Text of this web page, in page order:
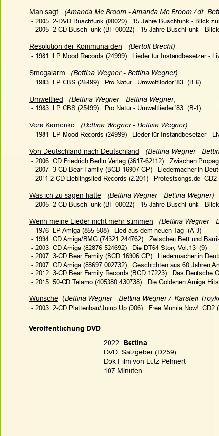
Man sagt
(Amanda Mc Broom - Amanda Mc Broom / dt.
- 2005  2-DVD Buschfunk (00029)   15 Jahre Buschfunk - Blick
- 2005  2-CD BuschFunk (BF 00022)   15 Jahre BuschFunk -
Resolution der Kommunarden
  (Bertolt Brecht)
- 1981  LP Mood Records (24999)   Lieder für Instandbesetzer -
Smogalarm
(Bettina Wegner - Bettina Wegner)
- 1983  LP CBS (25499)   Pro Natur - Umweltlieder '83  (B-6)
Umweltlied
(Bettina Wegner - Bettina Wegner)
- 1983  LP CBS (25499)   Pro Natur - Umweltlieder '83  (B-1)
Vera Kamenko
  (Bettina Wegner - Bettina Wegner)
- 1981  LP Mood Records (24999)   Lieder für Instandbesetzer -
Von Deutschland nach Deutschland
(Bettina Wegner -
- 2006  CD Friedrich Berlin Verlag (3617-62112)   Zwischen
- 2007  3-CD Bear Family (BCD 16907 CP)   Liedermacher in
- 2011 2-CD Lieblingslied Records (2.201)   Protestsongs.de  CD2
Was ich zu sagen hatte
(Bettina Wegner - Bettina
- 2005  2-CD BuschFunk (BF 00022)   15 Jahre BuschFunk -
Wenn meine Lieder nicht mehr stimmen
(Bettina Wegner -
- 1976  LP Amiga (855 508)   Lied aus dem neuen Tag  (A-3)
- 1994  CD Amiga/BMG (74321 244762)   Zwischen Bett und
- 2003  CD Amiga (82876 524692)   Die DT64 Story Vol.13  (9)
- 2007  3-CD Bear Family (BCD 16906 CP)   Liedermacher in
- 2007  CD Amiga (88697 002732)   Geschichten aus 60 Jahren
- 2012  3-CD Bear Family Records (BCD 17223)   Das Deutsche
- 2015  50-CD Telamo (405380 430738)   Die Goldenen Amiga
Wünsche
  (
Bettina Wegner - Bettina Wegner /  Karsten
- 2003  2-CD Plattenbau/Jump Up (006)   Free Mumia Now!  CD2
Veröffentlichung DVD
2022
  Bettina
DVD  Salzgeber (D259)
Dok Film von Lutz Pehnert
107 Minuten